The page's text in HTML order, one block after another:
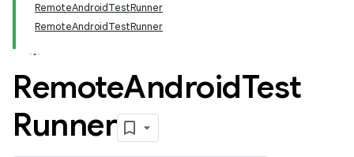
RemoteAndroidTestRunner
RemoteAndroidTestRunner
RemoteAndroidTest
Runner